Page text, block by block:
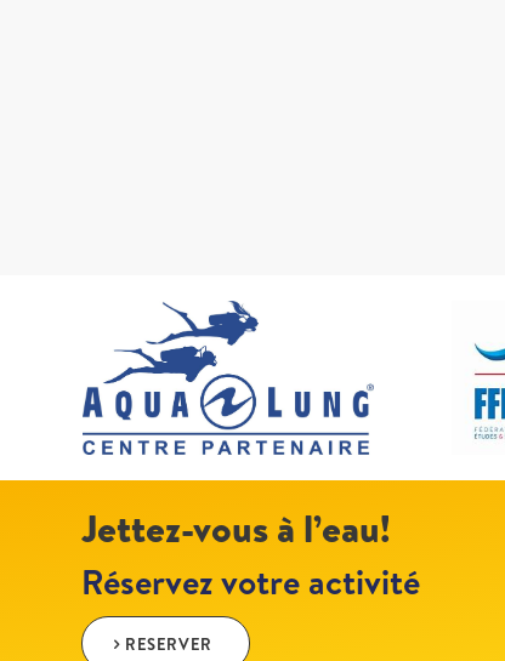
Jettez-vous à l’eau!
Réservez votre activité
RESERVER